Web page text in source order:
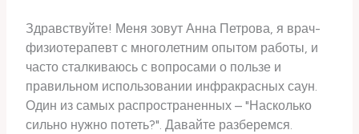
Здравствуйте! Меня зовут Анна Петрова, я врач-
физиотерапевт с многолетним опытом работы, и
часто сталкиваюсь с вопросами о пользе и
правильном использовании инфракрасных саун.
Один из самых распространенных – "Насколько
сильно нужно потеть?". Давайте разберемся.